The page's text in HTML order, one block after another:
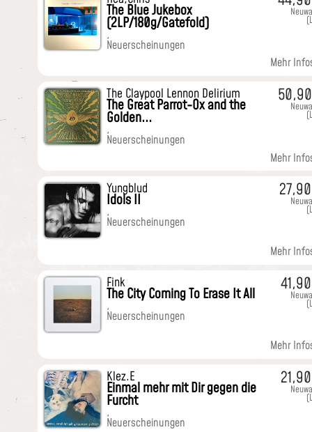
The Blue Jukebox
(2LP/180g/Gatefold)
,
Neuerscheinungen
Mehr
The Claypool Lennon Delirium
The Great Parrot-Ox and the
Golden...
,
Neuerscheinungen
Mehr
Yungblud
Idols II
,
Neuerscheinungen
Mehr
Fink
The City Coming To Erase It All
,
Neuerscheinungen
Mehr
Klez.E
Einmal mehr mit Dir gegen die
Furcht
,
Neuerscheinungen